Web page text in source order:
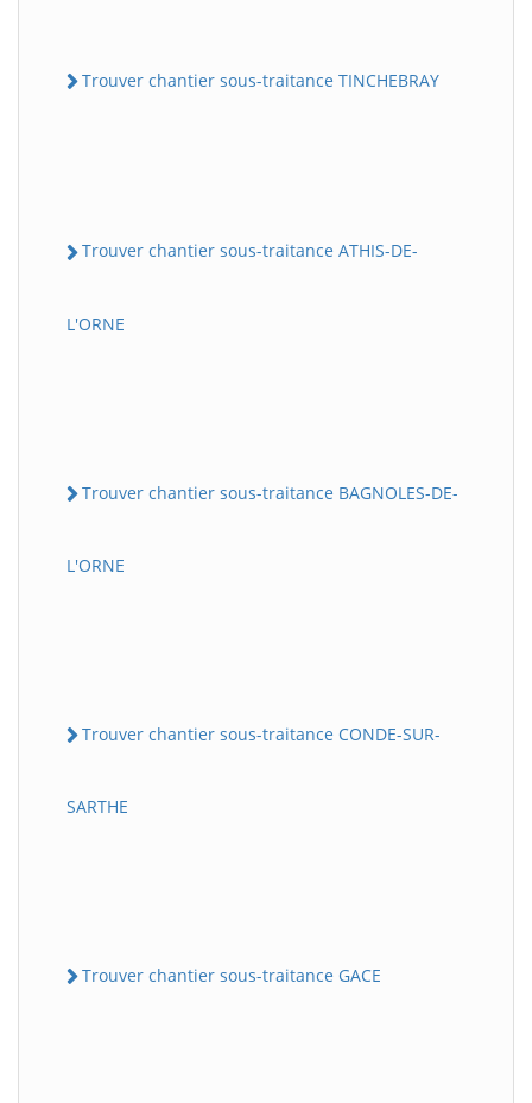
Trouver chantier sous-traitance TINCHEBRAY
Trouver chantier sous-traitance ATHIS-DE-
L'ORNE
Trouver chantier sous-traitance BAGNOLES-DE-
L'ORNE
Trouver chantier sous-traitance CONDE-SUR-
SARTHE
Trouver chantier sous-traitance GACE